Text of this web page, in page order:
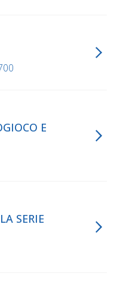
E
SERIE